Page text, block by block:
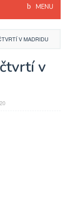
MENU
V MADRIDU
v